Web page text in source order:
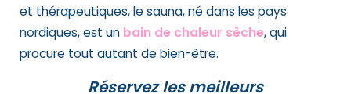
et thérapeutiques, le sauna, né dans les pays
nordiques, est un bain de chaleur sèche, qui
procure tout autant de bien-être.
Réservez les meilleurs